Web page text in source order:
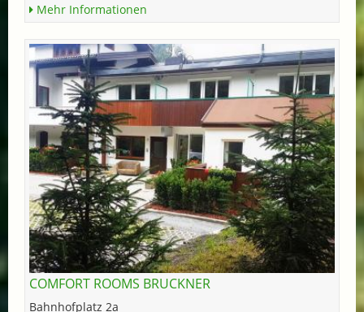
Mehr Informationen
COMFORT ROOMS BRUCKNER
Bahnhofplatz 2a